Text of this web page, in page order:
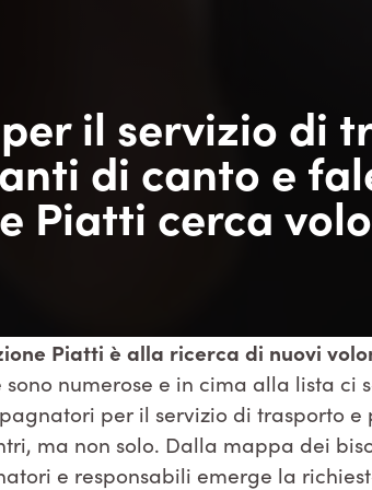
il servizio di
di canto e
Piatti cerca
Piatti è alla ricerca di nuovi
numerose e in cima alla lista ci
per il servizio di trasporto
ma non solo. Dalla mappa dei
e responsabili emerge la